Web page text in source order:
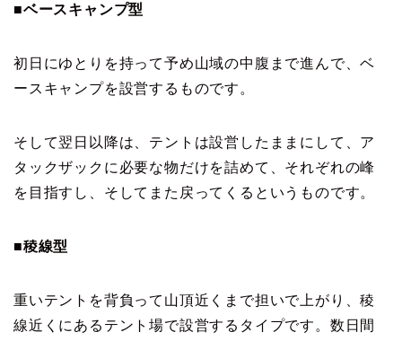
■ベースキャンプ型
初日にゆとりを持って予め山域の中腹まで進んで、ベ
ースキャンプを設営するものです。
そして翌日以降は、テントは設営したままにして、ア
タックザックに必要な物だけを詰めて、それぞれの峰
を目指すし、そしてまた戻ってくるというものです。
■稜線型
重いテントを背負って山頂近くまで担いで上がり、稜
線近くにあるテント場で設営するタイプです。数日間